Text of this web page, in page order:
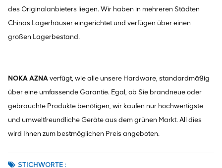
des Originalanbieters liegen. Wir haben in mehreren Städten
Chinas Lagerhäuser eingerichtet und verfügen über einen
großen Lagerbestand.
NOKA AZNAverfügt, wie alle unsere Hardware, standardmäßig
über eine umfassende Garantie. Egal, ob Sie brandneue oder
gebrauchte Produkte benötigen, wir kaufen nur hochwertigste
und umweltfreundliche Geräte aus dem grünen Markt. All dies
wird Ihnen zum bestmöglichen Preis angeboten.
STICHWORTE :